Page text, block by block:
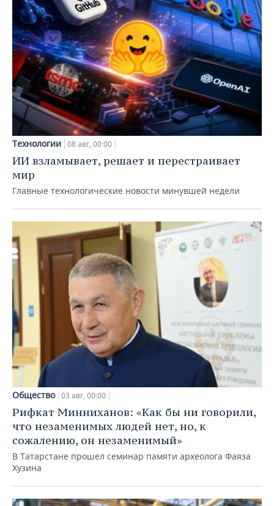
Технологии 08 авг, 00:00
ИИ взламывает, решает и перестраивает
мир
Главные технологические новости минувшей недели
Общество 03 авг, 00:00
Рифкат Минниханов: «Как бы ни говорили,
что незаменимых людей нет, но, к
сожалению, он незаменимый»
В Татарстане прошел семинар памяти археолога Фаяза
Хузина